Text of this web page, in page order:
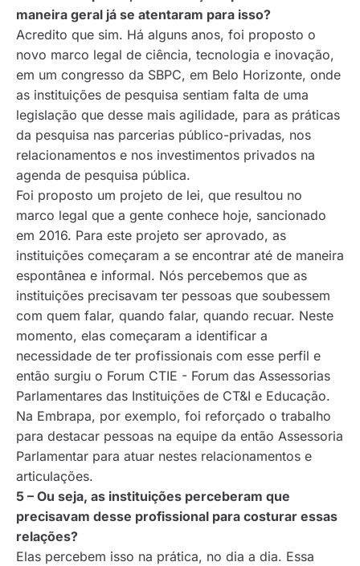
maneira geral já se atentaram para isso?
Acredito que sim. Há alguns anos, foi proposto o
novo marco legal de ciência, tecnologia e inovação,
em um congresso da SBPC, em Belo Horizonte, onde
as instituições de pesquisa sentiam falta de uma
legislação que desse mais agilidade, para as práticas
da pesquisa nas parcerias público-privadas, nos
relacionamentos e nos investimentos privados na
agenda de pesquisa pública.
Foi proposto um projeto de lei, que resultou no
marco legal que a gente conhece hoje, sancionado
em 2016. Para este projeto ser aprovado, as
instituições começaram a se encontrar até de maneira
espontânea e informal. Nós percebemos que as
instituições precisavam ter pessoas que soubessem
com quem falar, quando falar, quando recuar. Neste
momento, elas começaram a identificar a
necessidade de ter profissionais com esse perfil e
então surgiu o Forum CTIE - Forum das Assessorias
Parlamentares das Instituições de CT&I e Educação.
Na Embrapa, por exemplo, foi reforçado o trabalho
para destacar pessoas na equipe da então Assessoria
Parlamentar para atuar nestes relacionamentos e
articulações.
5 – Ou seja, as instituições perceberam que
precisavam desse profissional para costurar essas
relações?
Elas percebem isso na prática, no dia a dia. Essa